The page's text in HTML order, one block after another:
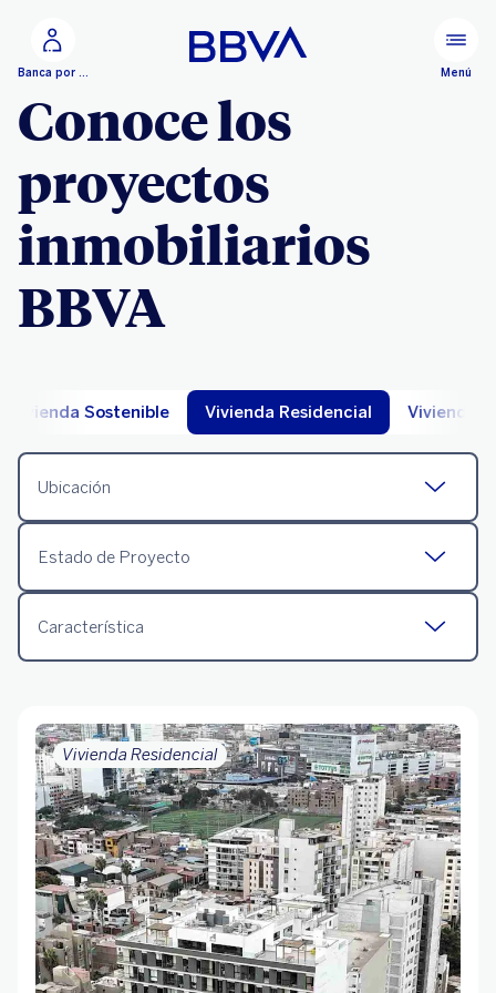
Banca por Internet Menú
Conoce los
proyectos
inmobiliarios
BBVA
Vivienda Sostenible Vivienda Residencial Vivienda
Ubicación
Estado de Proyecto
Característica
Vivienda Residencial